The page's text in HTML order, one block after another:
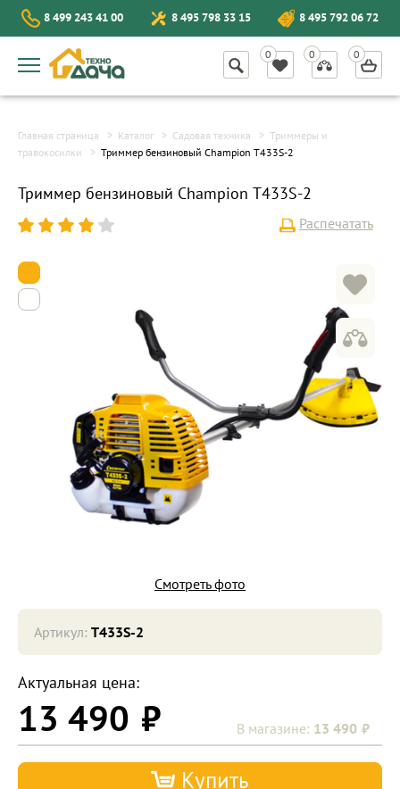
8 499 243 41 00 8 495 798 33 15 8 495 792 06 72
Главная страница Каталог Садовая техника
Триммеры и
травокосилки
Триммер бензиновый Champion Т433S-2
Триммер бензиновый Champion Т433S-2
Распечатать
Смотреть фото
Актуальная цена:
13 490 13 490
Купить
Артикул: T433S-2